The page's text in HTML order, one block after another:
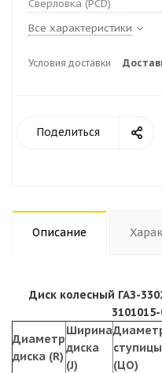
Сверловка (PCD)
Все характеристики
Условия доставки
Поделиться
Описание
Диск колесный ГАЗ-
Диаметр
диска (R)
Ширина
диска
(J)
ступицы
(ЦО)